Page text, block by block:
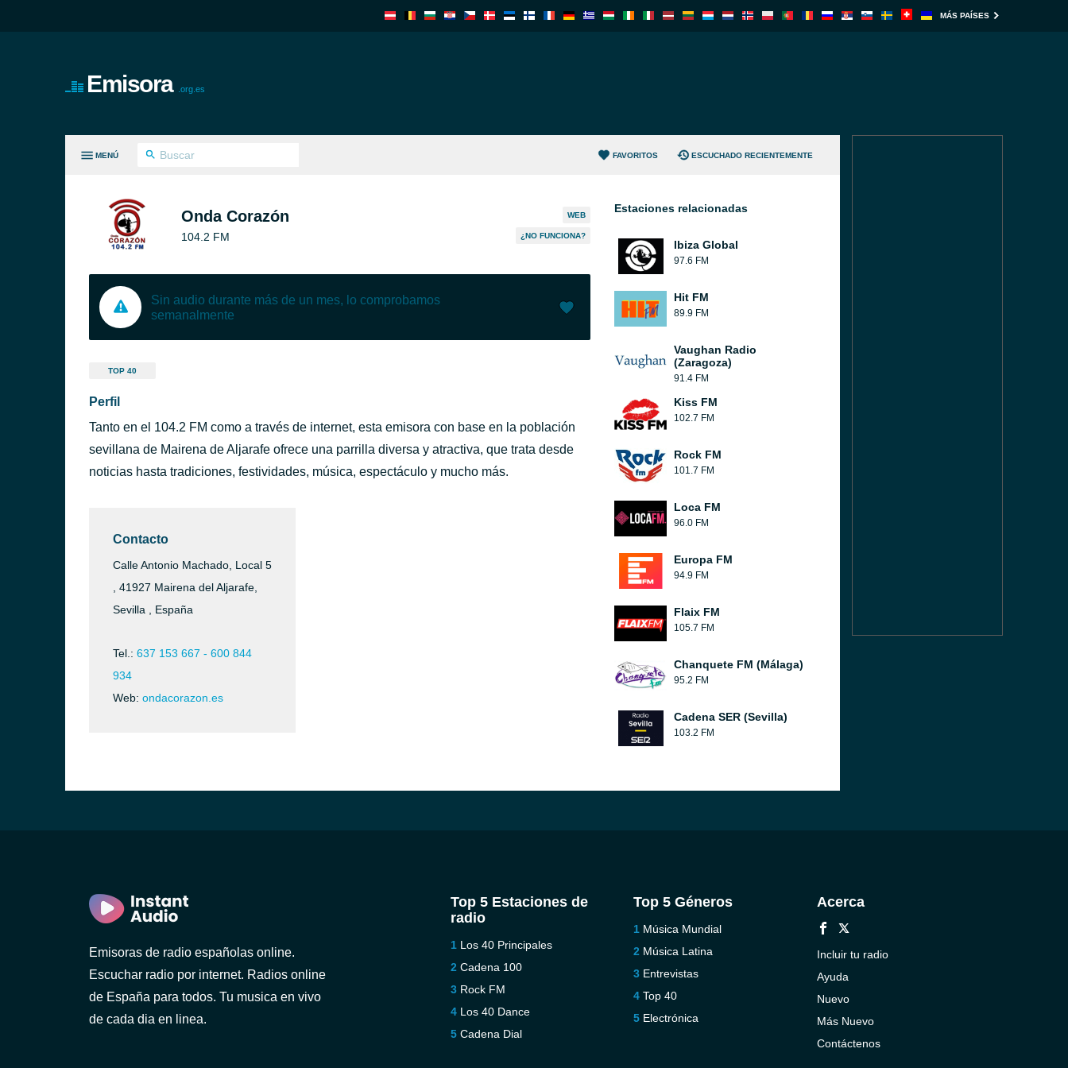
MÁS PAÍSES
Emisora .org.es
MENÚ FAVORITOS ESCUCHADO RECIENTEMENTE
Onda Corazón
104.2 FM
WEB
¿NO FUNCIONA?
Sin audio durante más de un mes, lo comprobamos
semanalmente
TOP 40
Perfil
Tanto en el 104.2 FM como a través de internet, esta emisora con base en la población
sevillana de Mairena de Aljarafe ofrece una parrilla diversa y atractiva, que trata desde
noticias hasta tradiciones, festividades, música, espectáculo y mucho más.
Contacto
Calle Antonio Machado, Local 5
, 41927 Mairena del Aljarafe,
Sevilla , España
Tel.: 637 153 667 - 600 844
934
Web: ondacorazon.es
Estaciones relacionadas
Ibiza Global
97.6 FM
Hit FM
89.9 FM
Vaughan Radio
(Zaragoza)
91.4 FM
Kiss FM
102.7 FM
Rock FM
101.7 FM
Loca FM
96.0 FM
Europa FM
94.9 FM
Flaix FM
105.7 FM
Chanquete FM (Málaga)
95.2 FM
Cadena SER (Sevilla)
103.2 FM
Emisoras de radio españolas online.
Escuchar radio por internet. Radios online
de España para todos. Tu musica en vivo
de cada dia en linea.
Top 5 Estaciones de
radio
Los 40 Principales
Cadena 100
Rock FM
Los 40 Dance
Cadena Dial
Top 5 Géneros
Música Mundial
Música Latina
Entrevistas
Top 40
Electrónica
Acerca
Incluir tu radio
Ayuda
Nuevo
Más Nuevo
Contáctenos